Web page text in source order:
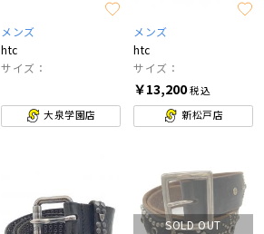
メンズ
htc
サイズ：
大泉学園店
メンズ
htc
サイズ：
￥13,200税込
新松戸店
SOLD OUT